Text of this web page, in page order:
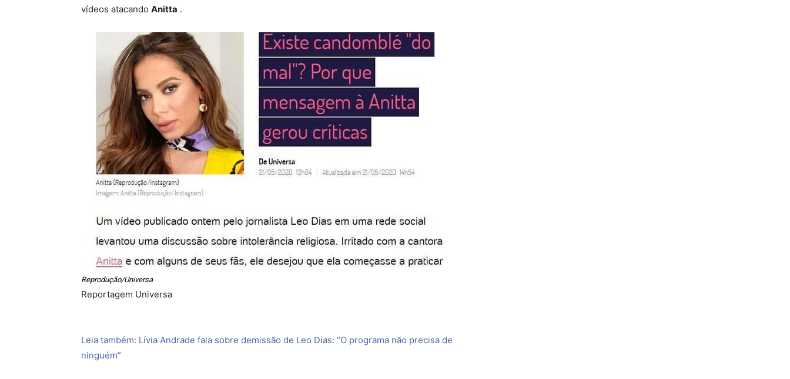
vídeos atacando Anitta .
Reprodução/Universa
Reportagem Universa
Leia também: Lívia Andrade fala sobre demissão de Leo Dias: “O programa não precisa de
ninguém”